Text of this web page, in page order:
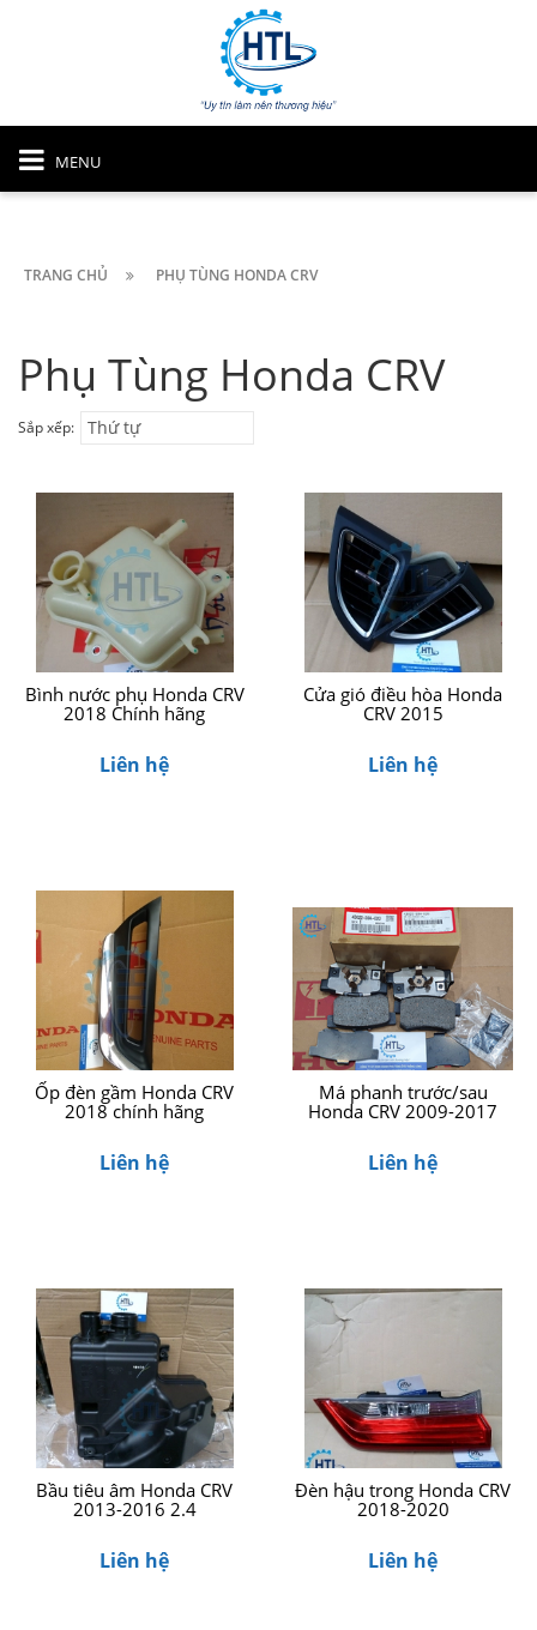
MENU
TRANG CHỦ PHỤ TÙNG HONDA CRV
Phụ Tùng Honda CRV
Sắp xếp: Thứ tự
Bình nước phụ Honda CRV
2018 Chính hãng
Liên hệ
Cửa gió điều hòa Honda
CRV 2015
Liên hệ
Ốp đèn gầm Honda CRV
2018 chính hãng
Liên hệ
Má phanh trước/sau
Honda CRV 2009-2017
Liên hệ
Bầu tiêu âm Honda CRV
2013-2016 2.4
Liên hệ
Đèn hậu trong Honda CRV
2018-2020
Liên hệ